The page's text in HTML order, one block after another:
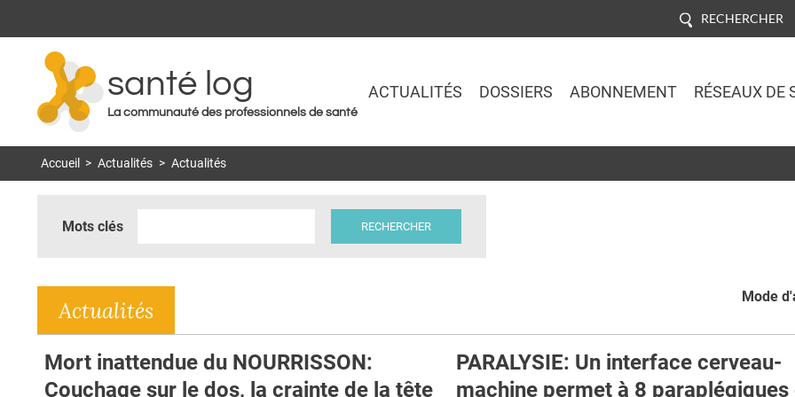
RECHERCHER
santé log
La communauté des professionnels de santé
ACTUALITÉS DOSSIERS ABONNEMENT RÉSEAUX DE
Accueil > Actualités > Actualités
Mots clés
Mode
Actualités
Mort inattendue du NOURRISSON:
Couchage sur le dos, la crainte de la tête
PARALYSIE: Un interface cerveau-
machine permet à 8 paraplégiques